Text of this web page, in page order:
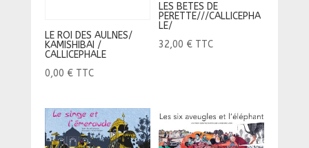
LE ROI DES AULNES/
KAMISHIBAI /
CALLICEPHALE
0,00 € TTC
LES BETES DE
PERETTE///CALLICEPHA
LE/
32,00 € TTC